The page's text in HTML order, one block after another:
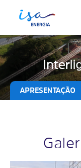
APRESENTAÇÃO